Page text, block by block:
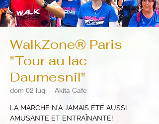
WalkZone® Paris
"Tour au lac
Daumesnil"
dom 02 lug
  |
Akita Cafe
LA MARCHE N'A JAMAIS ÉTÉ AUSSI
AMUSANTE ET ENTRAÎNANTE!